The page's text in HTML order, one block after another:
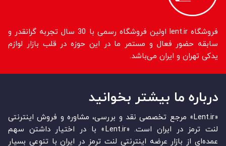
فروشگاه lent.ir اولین فروشگاه رسمی با 30 سال تجربه گرانقدر و
سابقه حضور فعال و مستمر ما در این حوزه در قلب بازار لوازم
یدکی تهران و ایران می‌باشد.
درباره ما بیشتر بخوانید
«Lent.ir» مرجع تخصصی نقد و بررسی، مشاوره و فروش اینترنتی
لنت ترمز در ایران است. «Lent.ir» با در اختیار داشتن سهم
عمده‏‌ای از بازار عرضه اینترنتی لنت ترمز در ایران با تنوعی بسیار